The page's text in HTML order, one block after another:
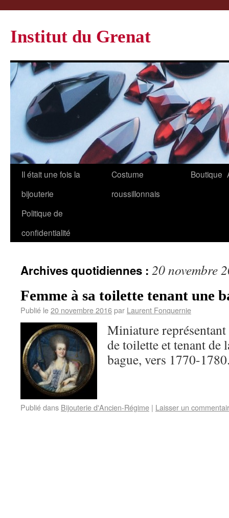
Institut du Grenat
Il était une fois la
bijouterie
Costume
roussillonnais
Boutique
Politique de
confidentialité
Archives quotidiennes : 20 novembre
Femme à sa toilette tenant une
Publié le20 novembre 2016par Laurent Fonquernie
Miniature représentant
de toilette et tenant de
bague, vers 1770-
Publié dans Bijouterie d'Ancien-Régime | Laisser un